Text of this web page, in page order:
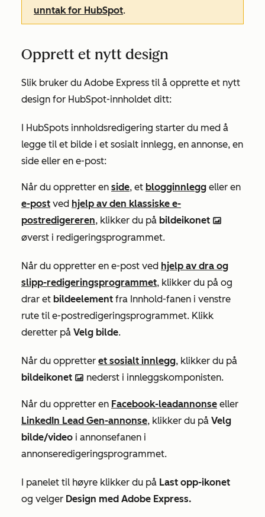
unntak for HubSpot.
Opprett et nytt design
Slik bruker du Adobe Express til å opprette et nytt
design for HubSpot-innholdet ditt:
I HubSpots innholdsredigering starter du med å
legge til et bilde i et sosialt innlegg, en annonse, en
side eller en e-post:
Når du oppretter en side, et blogginnlegg eller en
e-post ved hjelp av den klassiske e-
postredigereren, klikker du på bildeikonet insertImage
øverst i redigeringsprogrammet.
Når du oppretter en e-post ved hjelp av dra og
slipp-redigeringsprogrammet, klikker du på og
drar et bildeelement fra Innhold-fanen i venstre
rute til e-postredigeringsprogrammet. Klikk
deretter på Velg bilde.
Når du oppretter et sosialt innlegg, klikker du på
bildeikonet insertImage nederst i innleggskomponisten.
Når du oppretter en Facebook-leadannonse eller
LinkedIn Lead Gen-annonse, klikker du på Velg
bilde/video i annonsefanen i
annonseredigeringsprogrammet.
I panelet til høyre klikker du på Last opp-ikonet
og velger Design med Adobe Express.